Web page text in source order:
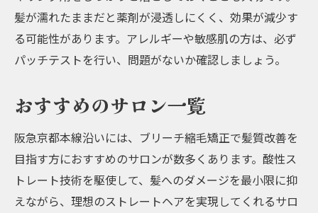
髪が濡れたままだと薬剤が浸透しにくく、効果が減少す
る可能性があります。アレルギーや敏感肌の方は、必ず
パッチテストを行い、問題がないか確認しましょう。
おすすめのサロン一覧
阪急京都本線沿いには、ブリーチ縮毛矯正で髪質改善を
目指す方におすすめのサロンが数多くあります。酸性ス
トレート技術を駆使して、髪へのダメージを最小限に抑
えながら、理想のストレートヘアを実現してくれるサロ